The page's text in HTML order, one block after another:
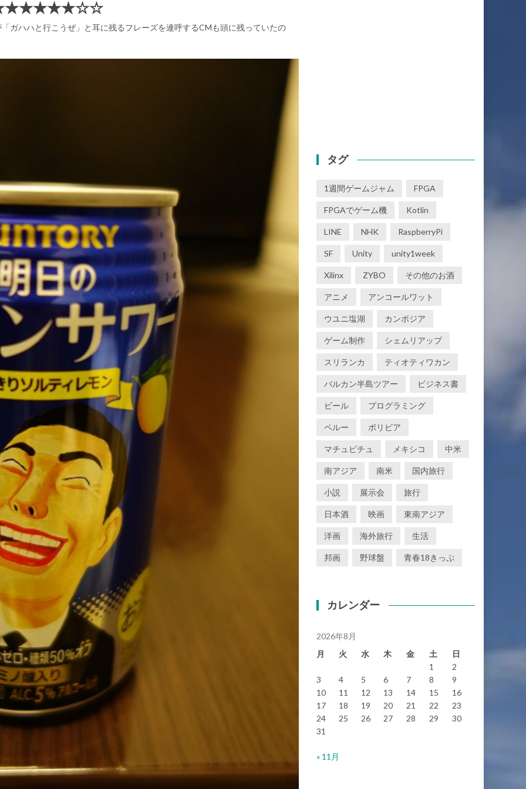
ガハハと行こうぜ」と耳に残るフレーズを連呼するCMも頭に残っていたの
タグ
1週間ゲームジャム FPGA
FPGAでゲーム機 Kotlin
LINE NHK RaspberryPi
SF Unity unity1week
Xilinx ZYBO その他のお酒
アニメ アンコールワット
ウユニ塩湖 カンボジア
ゲーム制作 シェムリアップ
スリランカ ティオティワカン
バルカン半島ツアー ビジネス書
ビール プログラミング
ペルー ボリビア
マチュピチュ メキシコ 中米
南アジア 南米 国内旅行
小説 展示会 旅行
日本酒 映画 東南アジア
洋画 海外旅行 生活
邦画 野球盤 青春18きっぷ
カレンダー
2026年8月
月
火 水 木 金 土
日
1
2
3
4 5 6 7 8
9
10
11 12 13 14 15
16
17
18 19 20 21 22
23
24
25 26 27 28 29
30
31
« 11月